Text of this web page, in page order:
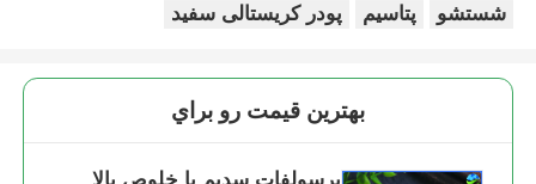
استفاده روزانه مواد شیمیایی
شستشو
پتاسیم پودر کریستالی سفید
بهترين قيمت رو براي